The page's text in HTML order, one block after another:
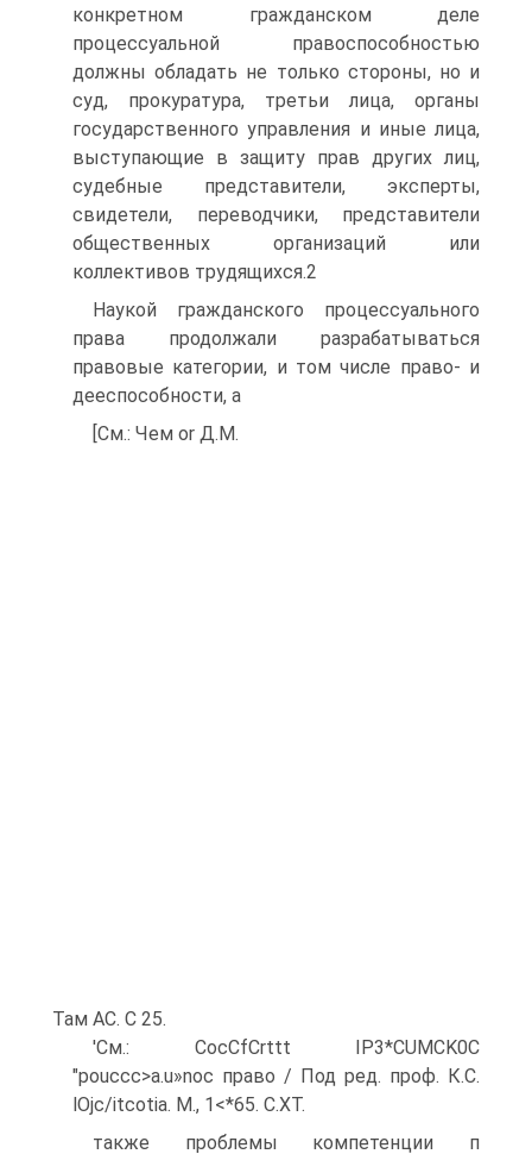
конкретном гражданском деле
процессуальной правоспособностью
должны обладать не только стороны, но и
суд, прокуратура, третьи лица, органы
государственного управления и иные лица,
выступающие в защиту прав других лиц,
судебные представители, эксперты,
свидетели, переводчики, представители
общественных организаций или
коллективов трудящихся.2
Наукой гражданского процессуального
права продолжали разрабатываться
правовые категории, и том числе право- и
дееспособности, а
[См.: Чем or Д.М.
Там АС. С 25.
'См.: CocCfCrttt IP3*CUMCK0C
"pouccc>a.u»noc право / Под ред. проф. К.С.
lOjc/itcotia. М., 1<*65. С.ХТ.
также проблемы компетенции п